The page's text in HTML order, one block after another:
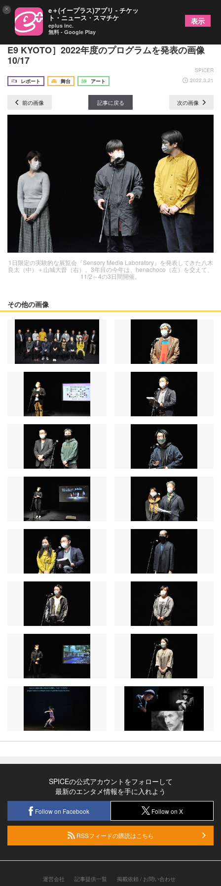
3年目の挑戦に入った、京都の小劇場［THEATRE
E9 KYOTO］2022年度のプログラムを発表の画像
10/17
SPICER
レポート
舞台 アート 2022.3.21
前の画像 記事に戻る 次の画像
1日限定の実験的な展覧会『Sensory Media Laboratory』を発表してきた八木
良太（中）＋山城大督（右）。3年目の今年は、henachoco（左）を交えて、
11/2～4の3日間開催。
その他の画像
SPICEの公式アカウントをフォローして
最新のエンタメ情報を手に入れよう
Follow on Facebook Follow on X
RSSフィードの購読はこちら
運営会社 記事提供一覧 掲載依頼 / お問い合わせ
× e＋(イープラス)アプリ - チケッ
ト・ニュース・スマチケ
eplus inc.
無料 - Google Play
表示